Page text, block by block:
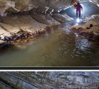
le 03 oct 2020 (21)